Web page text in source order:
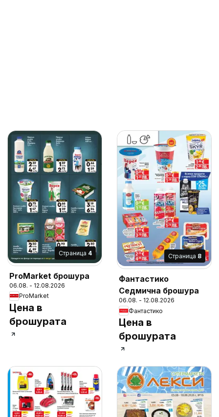
Cтраница 4
ProMarket брошура
06.08. - 12.08.2026
ProMarket
Цена в
брошурата
Cтраница 8
Фантастико
Седмична брошура
06.08. - 12.08.2026
Фантастико
Цена в
брошурата